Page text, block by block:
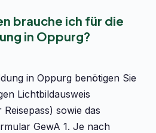
brauche ich für die
in Oppurg?
in Oppurg benötigen Sie
Lichtbildausweis
sowie das
GewA 1. Je nach